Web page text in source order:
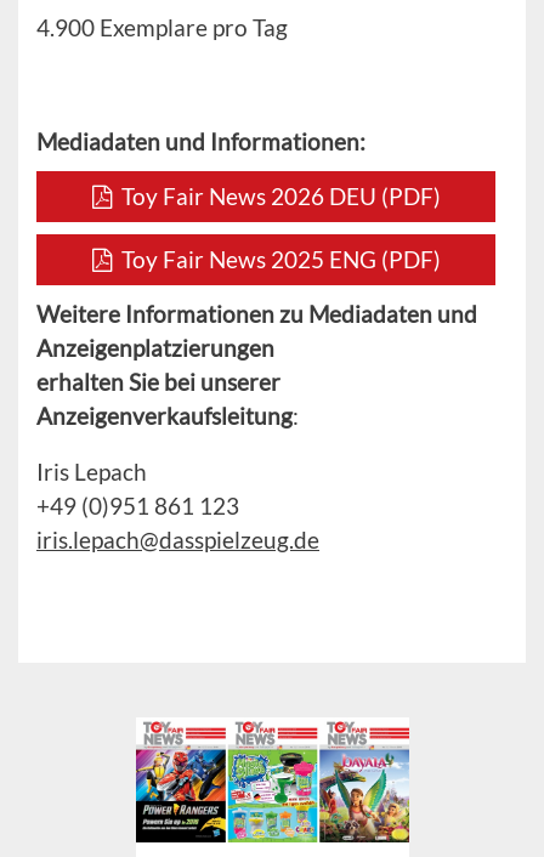
4.900 Exemplare pro Tag
Mediadaten und Informationen:
Toy Fair News 2026 DEU (PDF)
Toy Fair News 2025 ENG (PDF)
Weitere Informationen zu Mediadaten und
Anzeigenplatzierungen
erhalten Sie bei unserer
Anzeigenverkaufsleitung:
Iris Lepach
+49 (0)951 861 123
iris.lepach@dasspielzeug.de